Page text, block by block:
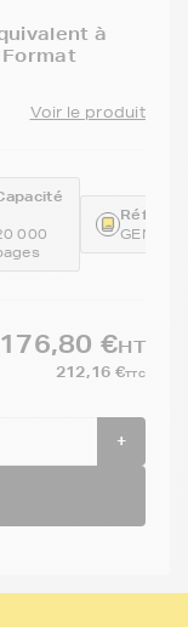
à
Format
Voir le produit
000
176,80 €HT
212,16 €TTC
+